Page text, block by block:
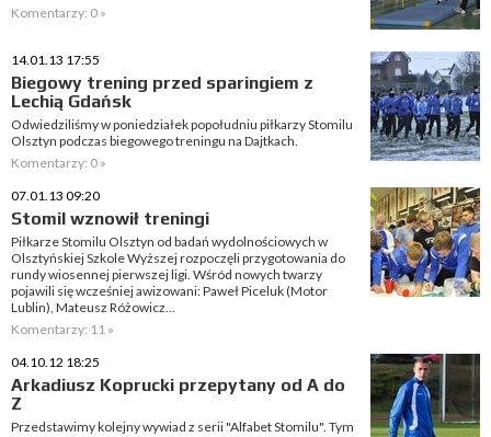
Komentarzy: 0 »
14.01.13 17:55
Biegowy trening przed sparingiem z
Lechią Gdańsk
Odwiedziliśmy w poniedziałek popołudniu piłkarzy Stomilu
Olsztyn podczas biegowego treningu na Dajtkach.
Komentarzy: 0 »
07.01.13 09:20
Stomil wznowił treningi
Piłkarze Stomilu Olsztyn od badań wydolnościowych w
Olsztyńskiej Szkole Wyższej rozpoczęli przygotowania do
rundy wiosennej pierwszej ligi. Wśród nowych twarzy
pojawili się wcześniej awizowani: Paweł Piceluk (Motor
Lublin), Mateusz Różowicz...
Komentarzy: 11 »
04.10.12 18:25
Arkadiusz Koprucki przepytany od A do
Z
Przedstawimy kolejny wywiad z serii "Alfabet Stomilu". Tym